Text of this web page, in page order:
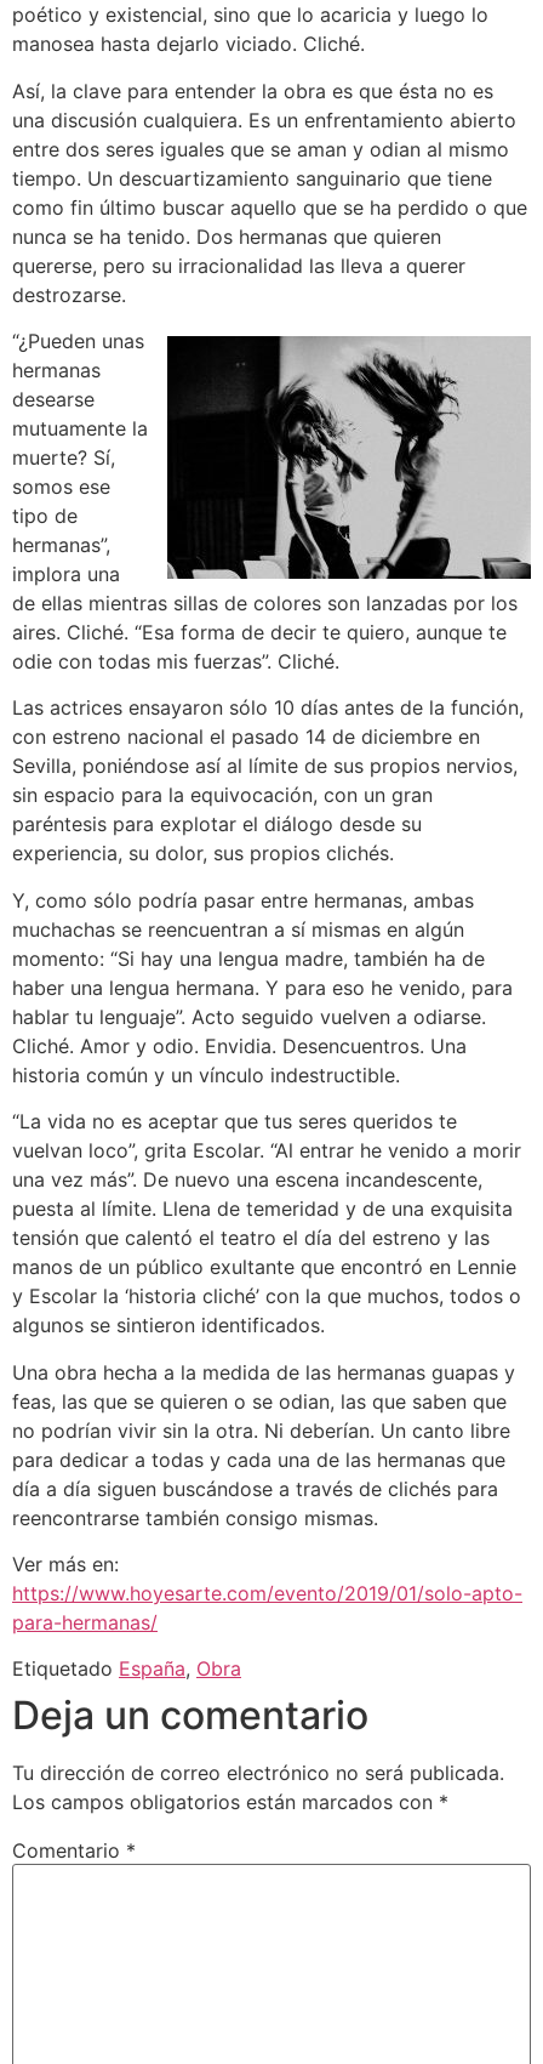
poético y existencial, sino que lo acaricia y luego lo
manosea hasta dejarlo viciado. Cliché.
Así, la clave para entender la obra es que ésta no es
una discusión cualquiera. Es un enfrentamiento abierto
entre dos seres iguales que se aman y odian al mismo
tiempo. Un descuartizamiento sanguinario que tiene
como fin último buscar aquello que se ha perdido o que
nunca se ha tenido. Dos hermanas que quieren
quererse, pero su irracionalidad las lleva a querer
destrozarse.
“¿Pueden unas
hermanas
desearse
mutuamente la
muerte? Sí,
somos ese
tipo de
hermanas”,
implora una
de ellas mientras sillas de colores son lanzadas por los
aires. Cliché. “Esa forma de decir te quiero, aunque te
odie con todas mis fuerzas”. Cliché.
Las actrices ensayaron sólo 10 días antes de la función,
con estreno nacional el pasado 14 de diciembre en
Sevilla, poniéndose así al límite de sus propios nervios,
sin espacio para la equivocación, con un gran
paréntesis para explotar el diálogo desde su
experiencia, su dolor, sus propios clichés.
Y, como sólo podría pasar entre hermanas, ambas
muchachas se reencuentran a sí mismas en algún
momento: “Si hay una lengua madre, también ha de
haber una lengua hermana. Y para eso he venido, para
hablar tu lenguaje”. Acto seguido vuelven a odiarse.
Cliché. Amor y odio. Envidia. Desencuentros. Una
historia común y un vínculo indestructible.
“La vida no es aceptar que tus seres queridos te
vuelvan loco”, grita Escolar. “Al entrar he venido a morir
una vez más”. De nuevo una escena incandescente,
puesta al límite. Llena de temeridad y de una exquisita
tensión que calentó el teatro el día del estreno y las
manos de un público exultante que encontró en Lennie
y Escolar la ‘historia cliché’ con la que muchos, todos o
algunos se sintieron identificados.
Una obra hecha a la medida de las hermanas guapas y
feas, las que se quieren o se odian, las que saben que
no podrían vivir sin la otra. Ni deberían. Un canto libre
para dedicar a todas y cada una de las hermanas que
día a día siguen buscándose a través de clichés para
reencontrarse también consigo mismas.
Ver más en:
https://www.hoyesarte.com/evento/2019/01/solo-apto-
para-hermanas/
Etiquetado España, Obra
Deja un comentario
Tu dirección de correo electrónico no será publicada.
Los campos obligatorios están marcados con *
Comentario *